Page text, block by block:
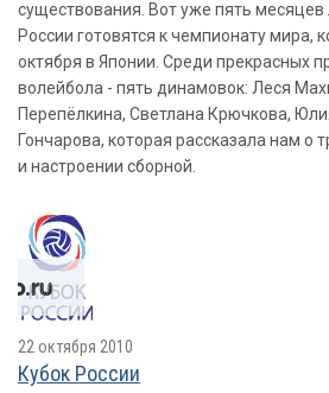
существования. Вот уже пять месяцев
России готовятся к чемпионату мира,
октября в Японии. Среди прекрасных
волейбола - пять динамовок: Леся
Перепёлкина, Светлана Крючкова,
Гончарова, которая рассказала нам о
и настроении сборной.
22 октября 2010
Кубок России